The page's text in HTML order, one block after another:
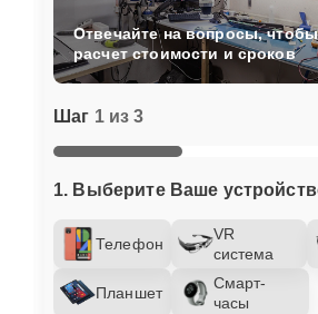
Шаг 1 из 3
1. Выберите Ваше
Телефон
VR
система
Планшет
Смарт-
часы
Отвечайте на вопросы,
расчет стоимости и сроков